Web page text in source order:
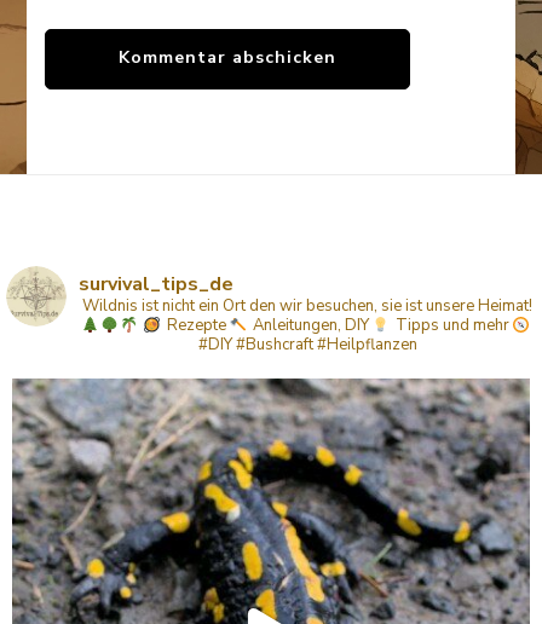
survival_tips_de
Wildnis ist nicht ein Ort den wir besuchen, sie ist unsere Heimat!
Rezepte
Anleitungen, DIY Tipps und mehr
#DIY #Bushcraft #Heilpflanzen